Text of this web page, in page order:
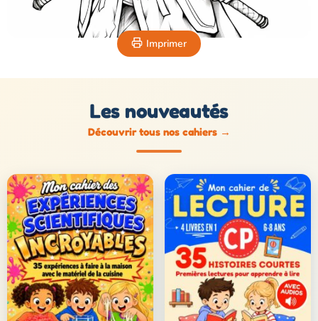
Imprimer
Les nouveautés
Découvrir tous nos cahiers →